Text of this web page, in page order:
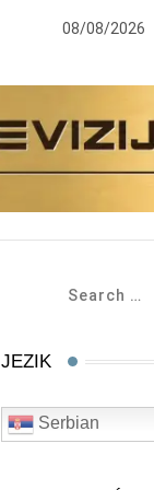
08/08/2026
JEZIK
Serbian